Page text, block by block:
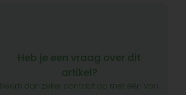
Heb je een vraag over dit
artikel?
Neem dan zeker contact op met één van